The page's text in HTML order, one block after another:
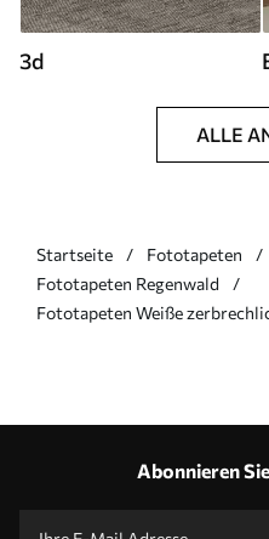
3d
ALLE
Startseite Fototapeten
Fototapeten Regenwald
Fototapeten Weiße
Abonnieren